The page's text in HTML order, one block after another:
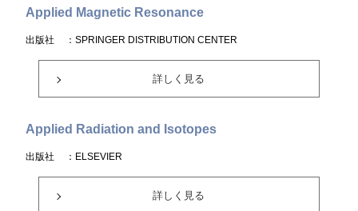
Applied Magnetic Resonance
出版社 ：SPRINGER DISTRIBUTION CENTER
詳しく見る
Applied Radiation and Isotopes
出版社 ：ELSEVIER
詳しく見る